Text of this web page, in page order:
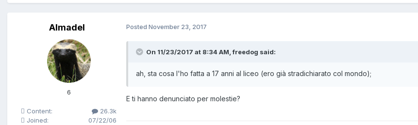
Almadel
6
Content:
26.3k
Joined:
07/22/06
Posted November 23, 2017
On 11/23/2017 at 8:34 AM, freedog said:
ah, sta cosa l'ho fatta a 17 anni al liceo (ero già stradichiarato col mondo);
E ti hanno denunciato per molestie?